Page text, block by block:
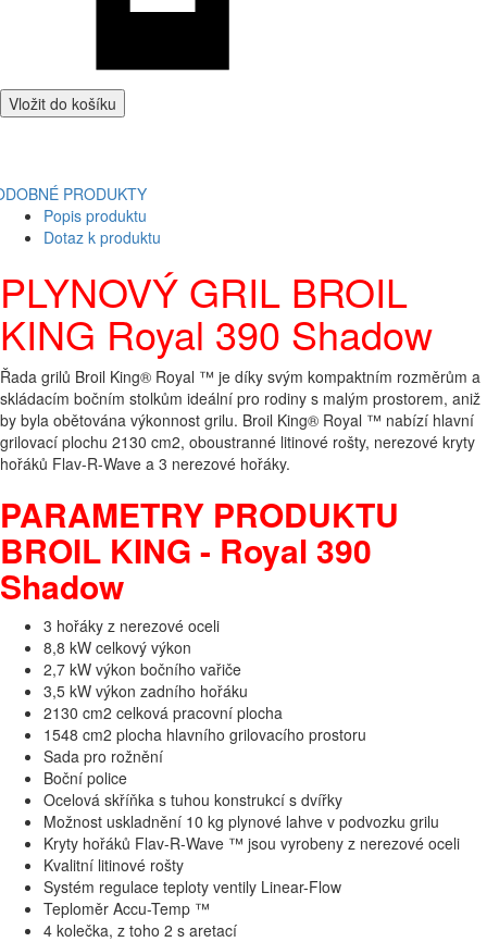
Vložit do košíku
PRODUKTY
Popis produktu
Dotaz k produktu
PLYNOVÝ GRIL BROIL
KING Royal 390 Shadow
Řada grilů Broil King® Royal ™ je díky svým kompaktním rozměrům a
skládacím bočním stolkům ideální pro rodiny s malým prostorem, aniž
by byla obětována výkonnost grilu. Broil King® Royal ™ nabízí hlavní
grilovací plochu 2130 cm2, oboustranné litinové rošty, nerezové kryty
hořáků Flav-R-Wave a 3 nerezové hořáky.
PARAMETRY PRODUKTU
BROIL KING - Royal 390
Shadow
3 hořáky z nerezové oceli
8,8 kW celkový výkon
2,7 kW výkon bočního vařiče
3,5 kW výkon zadního hořáku
2130 cm2 celková pracovní plocha
1548 cm2 plocha hlavního grilovacího prostoru
Sada pro rožnění
Boční police
Ocelová skříňka s tuhou konstrukcí s dvířky
Možnost uskladnění 10 kg plynové lahve v podvozku grilu
Kryty hořáků Flav-R-Wave ™ jsou vyrobeny z nerezové oceli
Kvalitní litinové rošty
Systém regulace teploty ventily Linear-Flow
Teploměr Accu-Temp ™
4 kolečka, z toho 2 s aretací